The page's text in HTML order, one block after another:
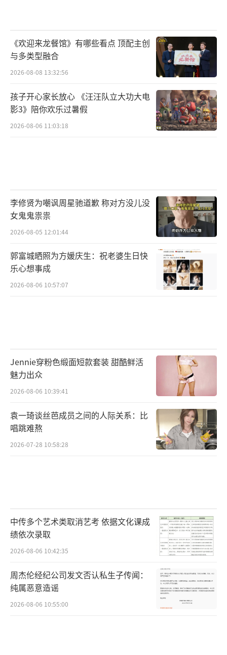
《欢迎来龙餐馆》有哪些看点 顶配主创
与多类型融合
2026-08-08 13:32:56
孩子开心家长放心 《汪汪队立大功大电
影3》陪你欢乐过暑假
2026-08-06 11:03:18
李修贤为嘲讽周星驰道歉 称对方没儿没
女鬼鬼祟祟
2026-08-05 12:01:44
郭富城晒照为方媛庆生：祝老婆生日快
乐心想事成
2026-08-06 10:57:07
Jennie穿粉色缎面短款套装 甜酷鲜活
魅力出众
2026-08-06 10:39:41
袁一琦谈丝芭成员之间的人际关系：比
唱跳难熬
2026-07-28 10:58:28
中传多个艺术类取消艺考 依据文化课成
绩依次录取
2026-08-06 10:42:35
周杰伦经纪公司发文否认私生子传闻：
纯属恶意造谣
2026-08-06 10:55:00